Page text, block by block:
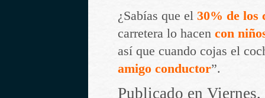
¿Sabías que el 30% de los
carretera lo hacen con
así que cuando cojas el
amigo conductor”.
Publicado en